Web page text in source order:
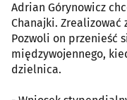
Adrian Górynowicz
Chanajki. Zrealizować
Pozwoli on przenieść
międzywojennego,
dzielnica.